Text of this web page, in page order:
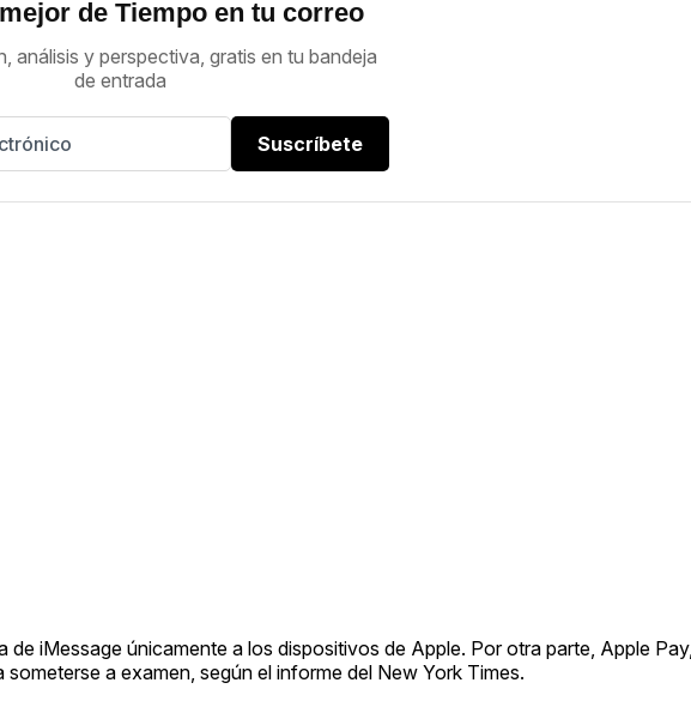
de Tiempo en tu correo
análisis y perspectiva, gratis en tu bandeja
de entrada
Suscríbete
iMessage únicamente a los dispositivos de Apple. Por otra parte, Apple Pay,
a examen, según el informe del New York Times.